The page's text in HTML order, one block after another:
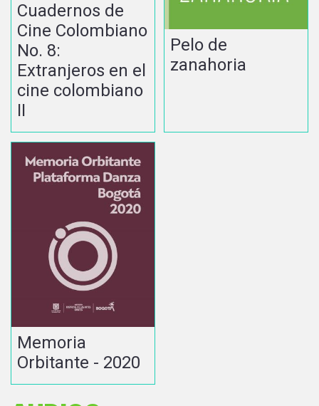
Cuadernos de
Cine Colombiano
No. 8:
Extranjeros en el
cine colombiano
II
Pelo de
zanahoria
Memoria
Orbitante - 2020